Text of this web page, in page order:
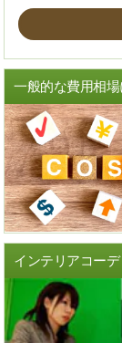
一般的な費用相
インテリアコー